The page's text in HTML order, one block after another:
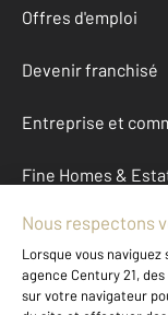
Offres d'emploi
Devenir franchisé
Entreprise et
Fine Homes &
À propos
International